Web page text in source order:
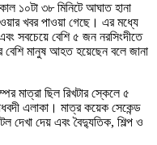
১০টা ৩৮ মিনিটে আঘাত হানা
খবর পাওয়া গেছে। এর মধ্যে
সবচেয়ে বেশি ৫ জন নরসিংদীতে
বেশি মানুষ আহত হয়েছেন বলে জানা
মাত্রা ছিল রিখটার স্কেলে ৫
এলাকা। মাত্র কয়েক সেকেন্ড
দেখা দেয় এবং বৈদ্যুতিক, শিল্প ও